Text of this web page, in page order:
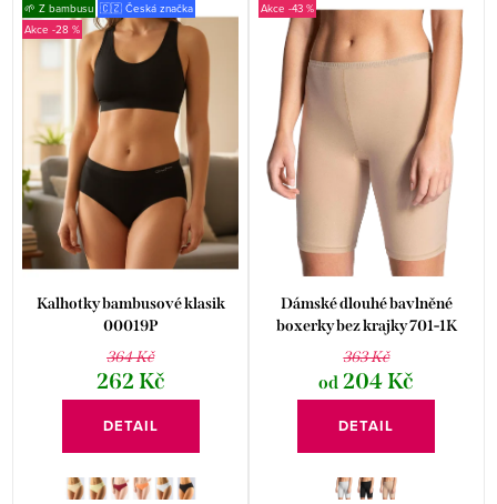
c
🌱 Z bambusu 🇨🇿 Česká značka
-28 %
Kalhotky bambusové klasik
00019P
364 Kč
262 Kč
DETAIL
-43 %
Dámské dlouhé bavlněné
boxerky bez krajky 701-1K
363 Kč
od 204 Kč
DETAIL